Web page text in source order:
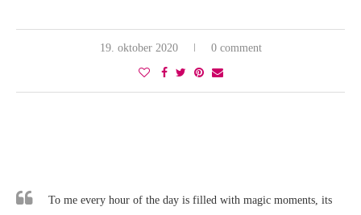
19. oktober 2020 0 comment
To me every hour of the day is filled with magic moments, its